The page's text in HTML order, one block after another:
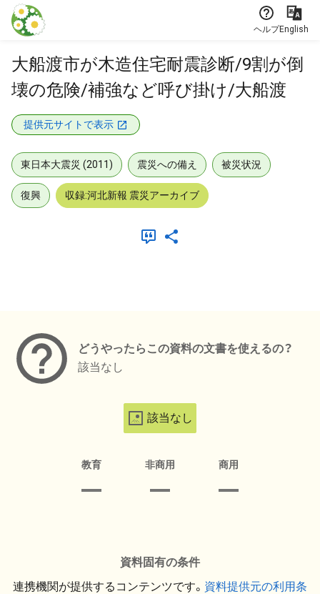
本文に飛ぶ
ヘルプEnglish
大船渡市が木造住宅耐震診断/9割が倒
壊の危険/補強など呼び掛け/大船渡
提供元サイトで表示
東日本大震災 (2011) 震災への備え 被災状況
復興 収録:河北新報 震災アーカイブ
どうやったらこの資料の文書を使えるの？
該当なし
該当なし
教育 非商用 商用
資料固有の条件
連携機関が提供するコンテンツです。 資料提供元の利用条